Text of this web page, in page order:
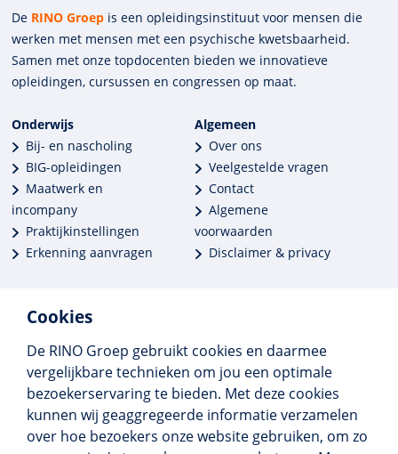
Cookies
De RINO Groep gebruikt cookies en daarmee
vergelijkbare technieken om jou een optimale
bezoekerservaring te bieden. Met deze cookies
kunnen wij geaggregeerde informatie verzamelen
over hoe bezoekers onze website gebruiken, om zo
De RINO Groep is een opleidings­insti­tuut voor mensen die
werken met mensen met een psychische kwets­baar­heid.
Samen met onze top­docenten bieden we innova­tieve
opleidingen, cursussen en congres­sen op maat.
Onderwijs
Bij- en nascholing
BIG-opleidingen
Maatwerk en
incompany
Praktijkinstellingen
Erkenning aanvragen
Algemeen
Over ons
Veelgestelde vragen
Contact
Algemene
voorwaarden
Disclaimer & privacy
Meer dan 250 opleidingen
Alle BIG-opleidingen in huis
Cedeo-erkend en CRKBO-geregistreerd
Gemiddelde beoordeling 8,4